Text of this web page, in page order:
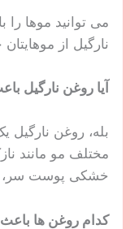
می توانید موها را
نارگیل از
آیا روغن نارگیل
بله، روغن
مختلف مو مانند
خشکی پوست سر،
کدام روغن ها